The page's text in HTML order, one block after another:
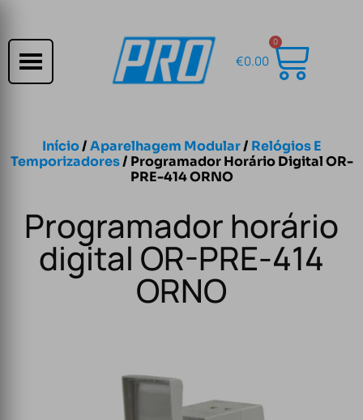
€0.00
0
Início/Aparelhagem Modular/ Relógios E
Temporizadores/ Programador Horário Digital OR-
PRE-414 ORNO
Programador horário
digital OR-PRE-414
ORNO